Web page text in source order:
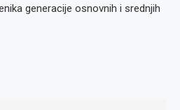
generacije osnovnih i srednjih